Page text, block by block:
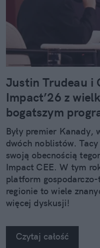
Justin Trudeau i
Impact’26 z
bogatszym
Były premier Kanady,
dwóch noblistów.
swoją obecnością
Impact CEE. W tym
platform
regionie to wiele
więcej dyskusji!
Czytaj całość